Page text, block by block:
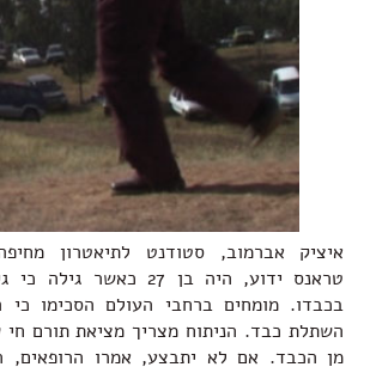
איציק אברמוב, סטודנט לתיאטרון
טראנס ידוע, היה בן 27
בכבדו. מומחים ברחבי העולם הסכימו כי
השתלת כבד. הניתוח מצריך מציאת תורם חי
מן הכבד. אם לא יתבצע, אמרו הרופאים,